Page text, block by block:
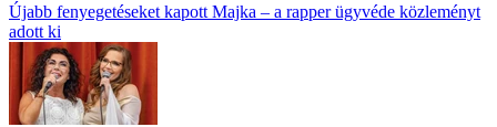
Újabb fenyegetéseket kapott Majka – a rapper ügyvéde közleményt
adott ki